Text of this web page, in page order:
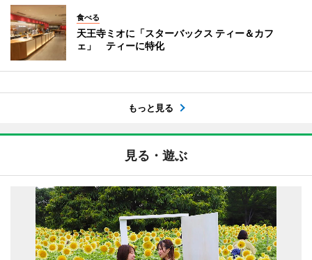
食べる
天王寺ミオに「スターバックス ティー＆カフ
ェ」 ティーに特化
もっと見る
見る・遊ぶ